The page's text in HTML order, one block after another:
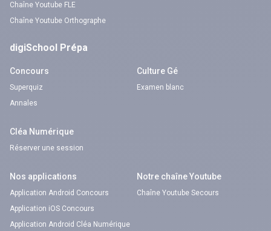
Chaîne Youtube FLE
Chaîne Youtube Orthographe
digiSchool Prépa
Concours
Superquiz
Annales
Culture Gé
Examen blanc
Cléa Numérique
Réserver une session
Nos applications
Application Android Concours
Application iOS Concours
Application Android Cléa Numérique
Notre chaîne Youtube
Chaîne Youtube Secours